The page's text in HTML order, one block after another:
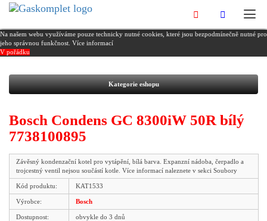
Na našem webu využíváme pouze technicky nutné cookies, které jsou bezpodmínečně nutné pro
jeho správnou funkčnost. Více informací
V pořádku
Kategorie eshopu
Bosch Condens GC 8300iW 50R bílý
7738100895
Závěsný kondenzační kotel pro vytápění, bílá barva. Expanzní nádoba, čerpadlo a
trojcestný ventil nejsou součástí kotle. Více informací naleznete v sekci Soubory
Kód produktu: KAT1533
Výrobce: Bosch
Dostupnost: obvykle do 3 dnů